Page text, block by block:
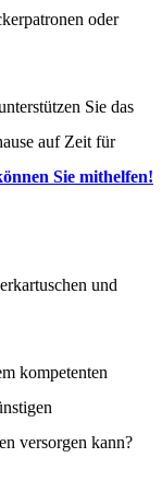
oder
Sie das
auf Zeit für
Sie mithelfen!
und
kompetenten
versorgen kann?